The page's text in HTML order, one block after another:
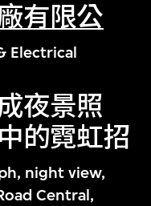
有限公
Electrical
夜景照
的霓虹招
night view,
Central,